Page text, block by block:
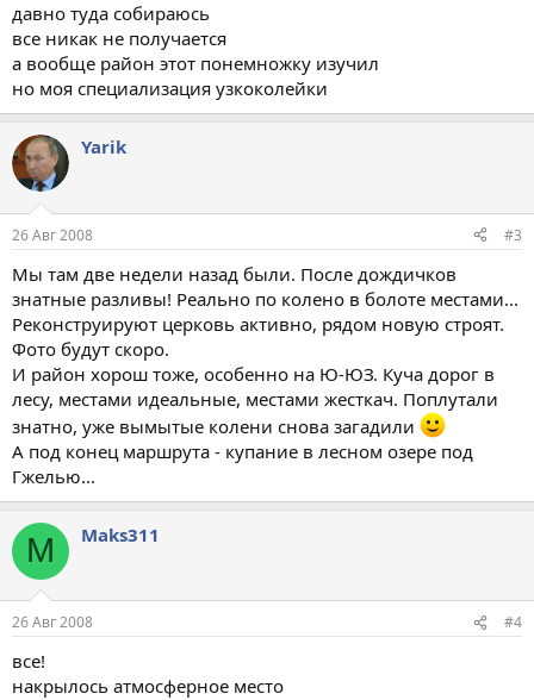
давно туда собираюсь
все никак не получается
а вообще район этот понемножку изучил
но моя специализация узкоколейки
Yarik
26 Авг 2008 #3
Мы там две недели назад были. После дождичков
знатные разливы! Реально по колено в болоте местами...
Реконструируют церковь активно, рядом новую строят.
Фото будут скоро.
И район хорош тоже, особенно на Ю-ЮЗ. Куча дорог в
лесу, местами идеальные, местами жесткач. Поплутали
знатно, уже вымытые колени снова загадили
А под конец маршрута - купание в лесном озере под
Гжелью...
M Maks311
26 Авг 2008 #4
все!
накрылось атмосферное место